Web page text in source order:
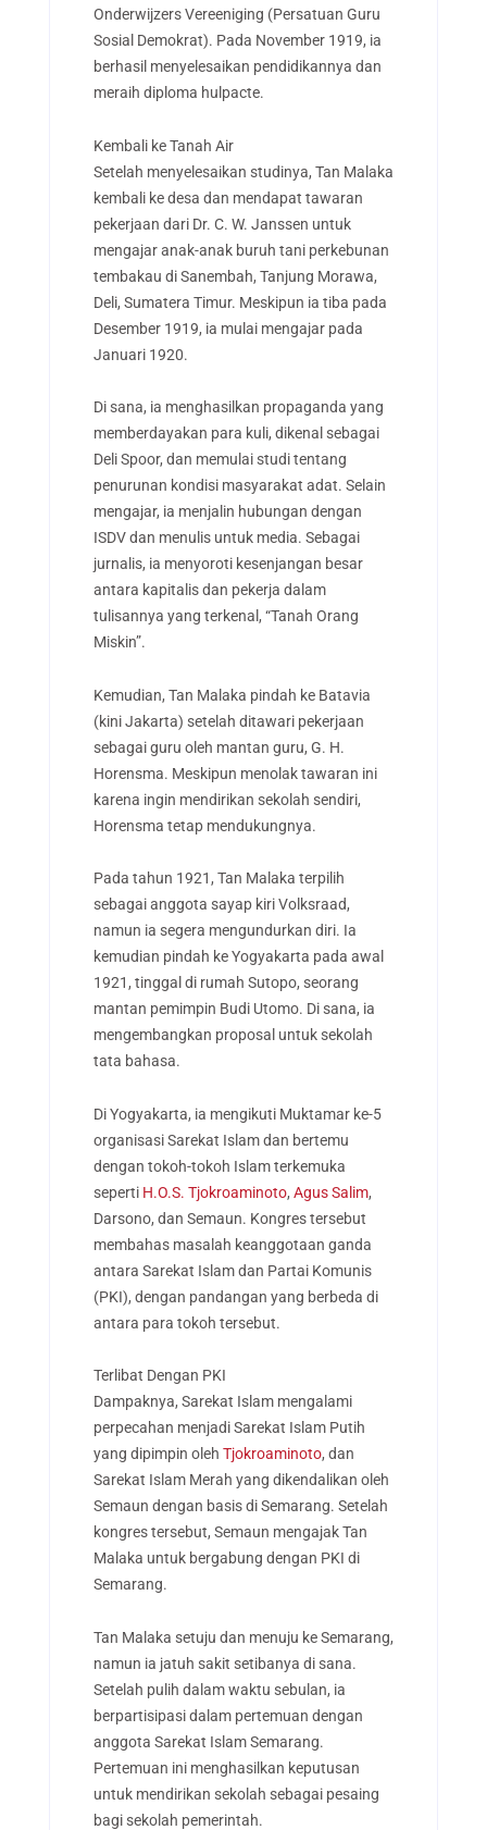
Onderwijzers Vereeniging (Persatuan Guru
Sosial Demokrat). Pada November 1919, ia
berhasil menyelesaikan pendidikannya dan
meraih diploma hulpacte.
Kembali ke Tanah Air
Setelah menyelesaikan studinya, Tan Malaka
kembali ke desa dan mendapat tawaran
pekerjaan dari Dr. C. W. Janssen untuk
mengajar anak-anak buruh tani perkebunan
tembakau di Sanembah, Tanjung Morawa,
Deli, Sumatera Timur. Meskipun ia tiba pada
Desember 1919, ia mulai mengajar pada
Januari 1920.
Di sana, ia menghasilkan propaganda yang
memberdayakan para kuli, dikenal sebagai
Deli Spoor, dan memulai studi tentang
penurunan kondisi masyarakat adat. Selain
mengajar, ia menjalin hubungan dengan
ISDV dan menulis untuk media. Sebagai
jurnalis, ia menyoroti kesenjangan besar
antara kapitalis dan pekerja dalam
tulisannya yang terkenal, “Tanah Orang
Miskin”.
Kemudian, Tan Malaka pindah ke Batavia
(kini Jakarta) setelah ditawari pekerjaan
sebagai guru oleh mantan guru, G. H.
Horensma. Meskipun menolak tawaran ini
karena ingin mendirikan sekolah sendiri,
Horensma tetap mendukungnya.
Pada tahun 1921, Tan Malaka terpilih
sebagai anggota sayap kiri Volksraad,
namun ia segera mengundurkan diri. Ia
kemudian pindah ke Yogyakarta pada awal
1921, tinggal di rumah Sutopo, seorang
mantan pemimpin Budi Utomo. Di sana, ia
mengembangkan proposal untuk sekolah
tata bahasa.
Di Yogyakarta, ia mengikuti Muktamar ke-5
organisasi Sarekat Islam dan bertemu
dengan tokoh-tokoh Islam terkemuka
seperti H.O.S. Tjokroaminoto, Agus Salim,
Darsono, dan Semaun. Kongres tersebut
membahas masalah keanggotaan ganda
antara Sarekat Islam dan Partai Komunis
(PKI), dengan pandangan yang berbeda di
antara para tokoh tersebut.
Terlibat Dengan PKI
Dampaknya, Sarekat Islam mengalami
perpecahan menjadi Sarekat Islam Putih
yang dipimpin oleh Tjokroaminoto, dan
Sarekat Islam Merah yang dikendalikan oleh
Semaun dengan basis di Semarang. Setelah
kongres tersebut, Semaun mengajak Tan
Malaka untuk bergabung dengan PKI di
Semarang.
Tan Malaka setuju dan menuju ke Semarang,
namun ia jatuh sakit setibanya di sana.
Setelah pulih dalam waktu sebulan, ia
berpartisipasi dalam pertemuan dengan
anggota Sarekat Islam Semarang.
Pertemuan ini menghasilkan keputusan
untuk mendirikan sekolah sebagai pesaing
bagi sekolah pemerintah.